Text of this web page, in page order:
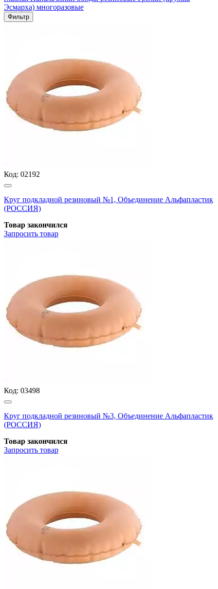
Эсмарха) многоразовые
Фильтр
Код: 02192
Круг подкладной резиновый №1, Объединение Альфапластик
(РОССИЯ)
Товар закончился
Запросить товар
Код: 03498
Круг подкладной резиновый №3, Объединение Альфапластик
(РОССИЯ)
Товар закончился
Запросить товар